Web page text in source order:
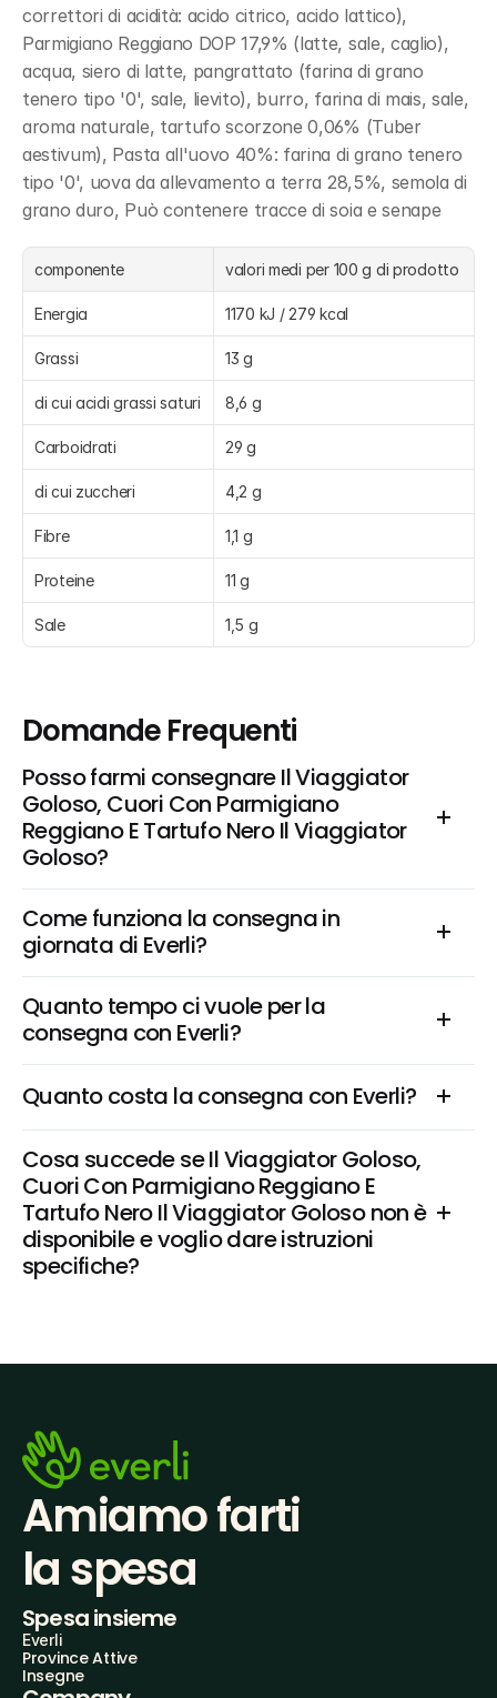
correttori di acidità: acido citrico, acido lattico),
Parmigiano Reggiano DOP 17,9% (latte, sale, caglio),
acqua, siero di latte, pangrattato (farina di grano
tenero tipo '0', sale, lievito), burro, farina di mais, sale,
aroma naturale, tartufo scorzone 0,06% (Tuber
aestivum), Pasta all'uovo 40%: farina di grano tenero
tipo '0', uova da allevamento a terra 28,5%, semola di
grano duro, Può contenere tracce di soia e senape
componente valori medi per 100 g di prodotto
Energia 1170 kJ / 279 kcal
Grassi 13 g
di cui acidi grassi saturi 8,6 g
Carboidrati 29 g
di cui zuccheri 4,2 g
Fibre 1,1 g
Proteine 11 g
Sale 1,5 g
Domande Frequenti
Posso farmi consegnare Il Viaggiator
Goloso, Cuori Con Parmigiano
Reggiano E Tartufo Nero Il Viaggiator
Goloso?
Come funziona la consegna in
giornata di Everli?
Quanto tempo ci vuole per la
consegna con Everli?
Quanto costa la consegna con Everli?
Cosa succede se Il Viaggiator Goloso,
Cuori Con Parmigiano Reggiano E
Tartufo Nero Il Viaggiator Goloso non è
disponibile e voglio dare istruzioni
specifiche?
Amiamo farti
la spesa
Spesa insieme
Everli
Province Attive
Insegne